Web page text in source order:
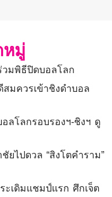
หมู่
วมพิธีปิดบอลโลก
สมควรเข้าชิงดำบอล
ลโลกรอบรองฯ-ชิงฯ ดู
ยไปดวล “สิงโตคำราม”
ะเดิมแชมป์แรก ศึกเจ็ต